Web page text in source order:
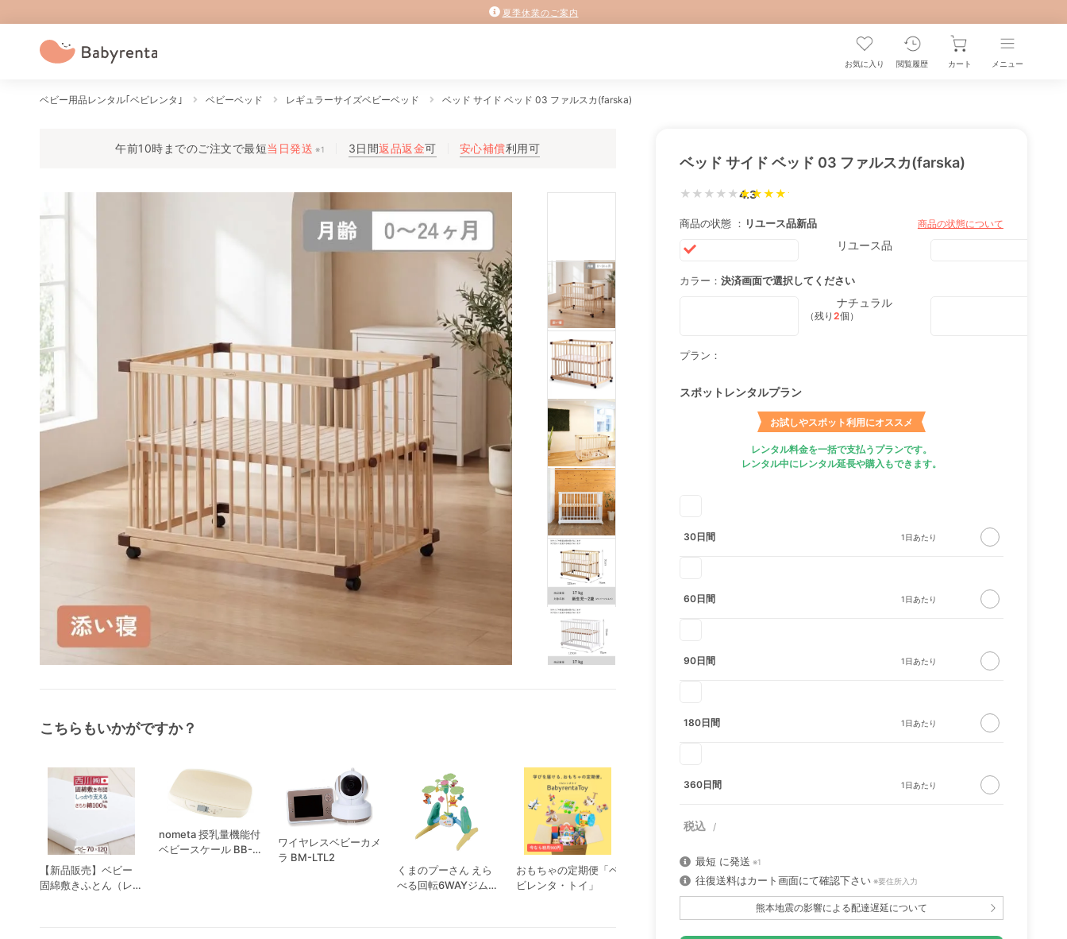
夏季休業のご案内
お気に入り 閲覧履歴 カート メニュー
ベビー用品レンタル｢ベビレンタ｣ ベビーベッド レギュラーサイズベビーベッド ベッド サイド ベッド 03 ファルスカ(farska)
午前10時までのご注文で最短当日発送 ※1 3日間返品返金可 安心補償利用可
ベッド サイド ベッド 03 ファルスカ(farska)
★★★★★4.3
商品の状態 ： リユース品新品 商品の状態について
リユース品
カラー： 決済画面で選択してください
ナチュラル
（残り 2個）
プラン：
スポットレンタルプラン
お試しやスポット利用にオススメ
レンタル料金を一括で支払うプランです。
レンタル中にレンタル延長や購入もできます。
30日間
60日間
90日間
180日間
360日間
最短 に発送 ※1
往復送料はカート画面にて確認下さい ※要住所入力
熊本地震の影響による配達遅延について
こちらもいかがですか？
【新品販売】ベビー
固綿敷きふとん（レギ
nometa 授乳量機能付
ベビースケール BB-
ワイヤレスベビーカメ
ラ BM-LTL2
くまのプーさん えら
べる回転6WAYジムに
おもちゃの定期便「ベ
ビレンタ・トイ」
ねくるみ ホワイトラ
ボット
ッド ナチュラル